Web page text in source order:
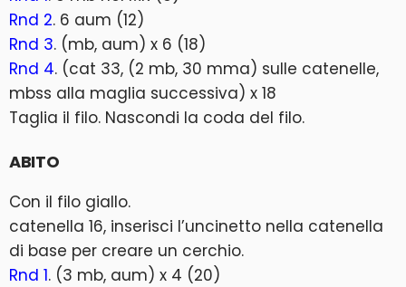
Rnd 2. 6 aum (12)
Rnd 3. (mb, aum) x 6 (18)
Rnd 4. (cat 33, (2 mb, 30 mma) sulle catenelle,
mbss alla maglia successiva) x 18
Taglia il filo. Nascondi la coda del filo.
ABITO
Con il filo giallo.
catenella 16, inserisci l’uncinetto nella catenella
di base per creare un cerchio.
Rnd 1. (3 mb, aum) x 4 (20)